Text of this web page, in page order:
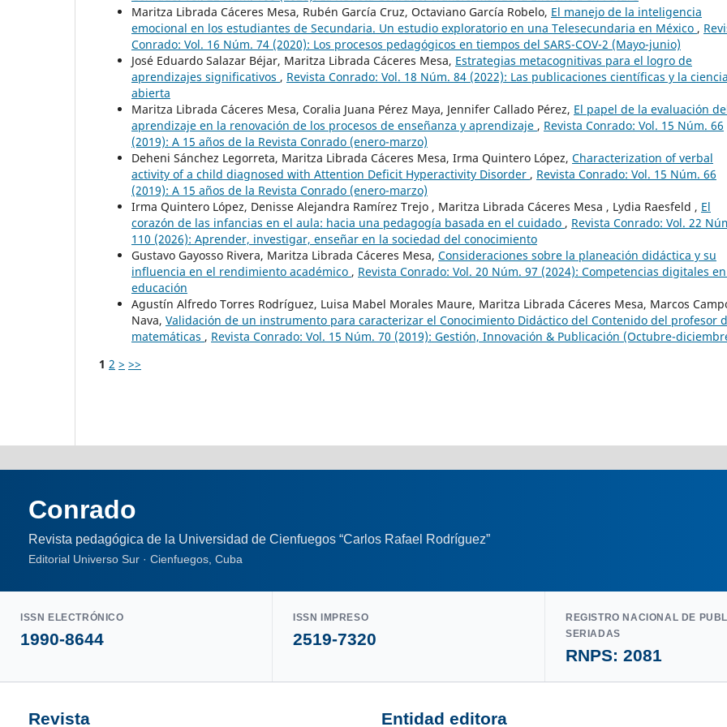
Maritza Librada Cáceres Mesa, Rubén García Cruz, Octaviano García Robelo, El manejo de la inteligencia
emocional en los estudiantes de Secundaria. Un estudio exploratorio en una Telesecundaria en México ,
Conrado: Vol. 16 Núm. 74 (2020): Los procesos pedagógicos en tiempos del SARS-COV-2 (Mayo-junio)
José Eduardo Salazar Béjar, Maritza Librada Cáceres Mesa, Estrategias metacognitivas para el logro de
aprendizajes significativos , Revista Conrado: Vol. 18 Núm. 84 (2022): Las publicaciones científicas y la ciencia
abierta
Maritza Librada Cáceres Mesa, Coralia Juana Pérez Maya, Jennifer Callado Pérez, El papel de la evaluación
aprendizaje en la renovación de los procesos de enseñanza y aprendizaje , Revista Conrado: Vol. 15 Núm. 66
(2019): A 15 años de la Revista Conrado (enero-marzo)
Deheni Sánchez Legorreta, Maritza Librada Cáceres Mesa, Irma Quintero López, Characterization of verbal
activity of a child diagnosed with Attention Deficit Hyperactivity Disorder , Revista Conrado: Vol. 15 Núm. 66
(2019): A 15 años de la Revista Conrado (enero-marzo)
Irma Quintero López, Denisse Alejandra Ramírez Trejo , Maritza Librada Cáceres Mesa , Lydia Raesfeld , El
corazón de las infancias en el aula: hacia una pedagogía basada en el cuidado , Revista Conrado: Vol. 22
110 (2026): Aprender, investigar, enseñar en la sociedad del conocimiento
Gustavo Gayosso Rivera, Maritza Librada Cáceres Mesa, Consideraciones sobre la planeación didáctica y su
influencia en el rendimiento académico , Revista Conrado: Vol. 20 Núm. 97 (2024): Competencias digitales
educación
Agustín Alfredo Torres Rodríguez, Luisa Mabel Morales Maure, Maritza Librada Cáceres Mesa, Marcos
Nava, Validación de un instrumento para caracterizar el Conocimiento Didáctico del Contenido del profesor
matemáticas , Revista Conrado: Vol. 15 Núm. 70 (2019): Gestión, Innovación & Publicación (Octubre-
1 2 > >>
Conrado
Revista pedagógica de la Universidad de Cienfuegos “Carlos Rafael Rodríguez”
Editorial Universo Sur · Cienfuegos, Cuba
ISSN ELECTRÓNICO
1990-8644
ISSN IMPRESO
2519-7320
REGISTRO NACIONAL DE
SERIADAS
RNPS: 2081
Revista Entidad editora